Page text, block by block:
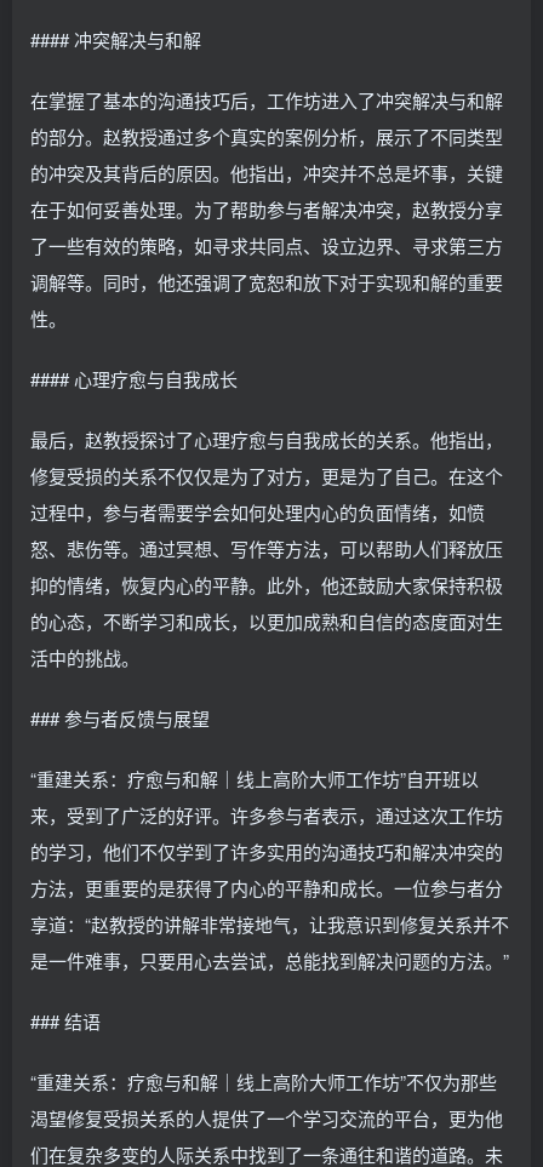
#### 冲突解决与和解
在掌握了基本的沟通技巧后，工作坊进入了冲突解决与和解
的部分。赵教授通过多个真实的案例分析，展示了不同类型
的冲突及其背后的原因。他指出，冲突并不总是坏事，关键
在于如何妥善处理。为了帮助参与者解决冲突，赵教授分享
了一些有效的策略，如寻求共同点、设立边界、寻求第三方
调解等。同时，他还强调了宽恕和放下对于实现和解的重要
性。
#### 心理疗愈与自我成长
最后，赵教授探讨了心理疗愈与自我成长的关系。他指出，
修复受损的关系不仅仅是为了对方，更是为了自己。在这个
过程中，参与者需要学会如何处理内心的负面情绪，如愤
怒、悲伤等。通过冥想、写作等方法，可以帮助人们释放压
抑的情绪，恢复内心的平静。此外，他还鼓励大家保持积极
的心态，不断学习和成长，以更加成熟和自信的态度面对生
活中的挑战。
### 参与者反馈与展望
“重建关系：疗愈与和解｜线上高阶大师工作坊”自开班以
来，受到了广泛的好评。许多参与者表示，通过这次工作坊
的学习，他们不仅学到了许多实用的沟通技巧和解决冲突的
方法，更重要的是获得了内心的平静和成长。一位参与者分
享道：“赵教授的讲解非常接地气，让我意识到修复关系并不
是一件难事，只要用心去尝试，总能找到解决问题的方法。”
### 结语
“重建关系：疗愈与和解｜线上高阶大师工作坊”不仅为那些
渴望修复受损关系的人提供了一个学习交流的平台，更为他
们在复杂多变的人际关系中找到了一条通往和谐的道路。未